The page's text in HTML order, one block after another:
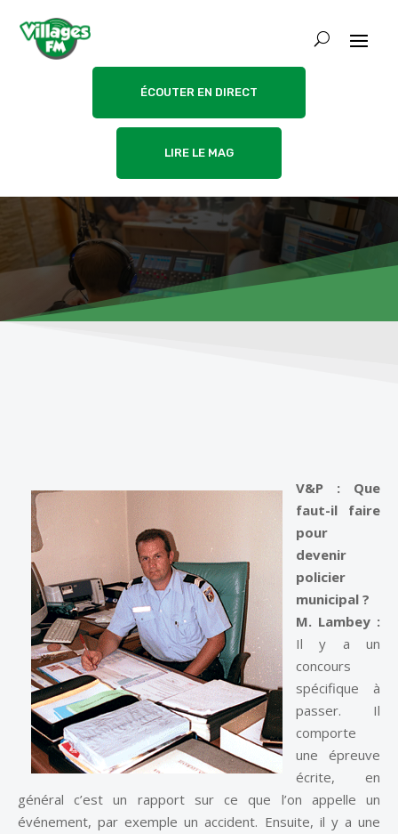
ÉCOUTER EN DIRECT
LIRE LE MAG
V&P : Que
faut-il faire
pour
devenir
policier
municipal ?
M. Lambey :
Il y a un
concours
spécifique à
passer. Il
comporte
une épreuve
écrite, en
général c’est un rapport sur ce que l’on appelle un
événement, par exemple un accident. Ensuite, il y a une